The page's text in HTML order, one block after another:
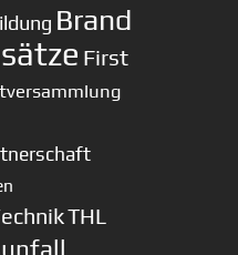
Brand
First
THL